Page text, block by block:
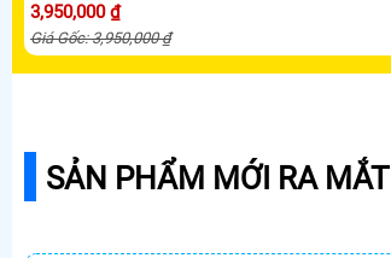
3,950,000 ₫
Giá Gốc: 3,950,000 ₫
SẢN PHẨM MỚI RA MẮT